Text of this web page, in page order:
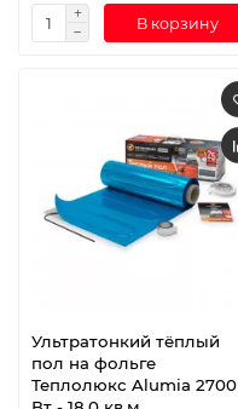
В корзину
Ультратонкий тёплый
пол на фольге
Теплолюкс Alumia 2700